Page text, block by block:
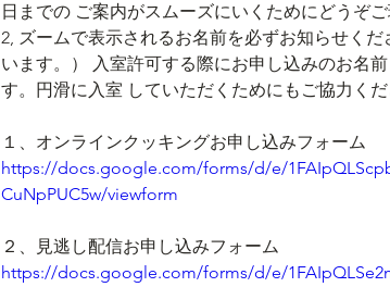
日までの ご案内がスムーズにいくためにどうぞ
2, ズームで表示されるお名前を必ずお知らせく
います。） 入室許可する際にお申し込みのお名
す。円滑に入室 していただくためにもご協力くだ
１、オンラインクッキングお申し込みフォーム
https://docs.google.com/forms/d/e/
CuNpPUC5w/viewform
２、見逃し配信お申し込みフォーム
https://docs.google.com/forms/d/e/